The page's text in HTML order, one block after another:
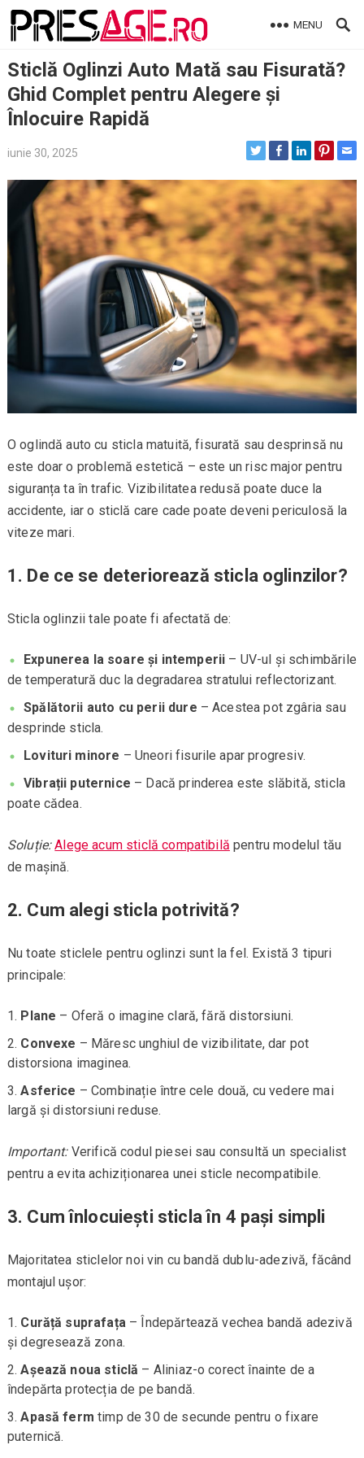
Skip
MENU
Sticlă Oglinzi Auto Mată sau Fisurată?
Ghid Complet pentru Alegere și
Înlocuire Rapidă
iunie 30, 2025
O oglindă auto cu sticla matuită, fisurată sau desprinsă nu
este doar o problemă estetică – este un risc major pentru
siguranța ta în trafic. Vizibilitatea redusă poate duce la
accidente, iar o sticlă care cade poate deveni periculosă la
viteze mari.
1. De ce se deteriorează sticla oglinzilor?
Sticla oglinzii tale poate fi afectată de:
Expunerea la soare și intemperii – UV-ul și schimbările
de temperatură duc la degradarea stratului reflectorizant.
Spălătorii auto cu perii dure – Acestea pot zgâria sau
desprinde sticla.
Lovituri minore – Uneori fisurile apar progresiv.
Vibrații puternice – Dacă prinderea este slăbită, sticla
poate cădea.
Soluție: Alege acum sticlă compatibilă pentru modelul tău
de mașină.
2. Cum alegi sticla potrivită?
Nu toate sticlele pentru oglinzi sunt la fel. Există 3 tipuri
principale:
Plane – Oferă o imagine clară, fără distorsiuni.
Convexe – Măresc unghiul de vizibilitate, dar pot
distorsiona imaginea.
Asferice – Combinație între cele două, cu vedere mai
largă și distorsiuni reduse.
Important:Verifică codul piesei sau consultă un specialist
pentru a evita achiziționarea unei sticle necompatibile.
3. Cum înlocuiești sticla în 4 pași simpli
Majoritatea sticlelor noi vin cu bandă dublu-adezivă, făcând
montajul ușor:
Curăță suprafața– Îndepărtează vechea bandă adezivă
și degresează zona.
Așează noua sticlă – Aliniaz-o corect înainte de a
îndepărta protecția de pe bandă.
Apasă ferm timp de 30 de secunde pentru o fixare
puternică.